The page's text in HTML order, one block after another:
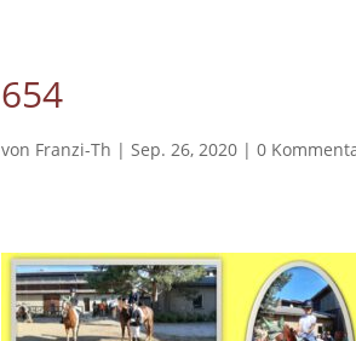
654
von Franzi-Th | Sep. 26, 2020 |0